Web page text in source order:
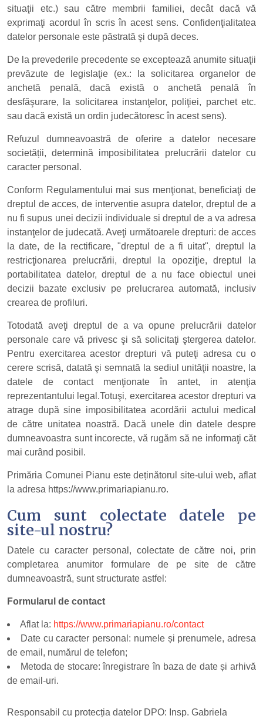
situaţii etc.) sau către membrii familiei, decât dacă vă
exprimaţi acordul în scris în acest sens. Confidenţialitatea
datelor personale este păstrată şi după deces.
De la prevederile precedente se exceptează anumite situaţii
prevăzute de legislaţie (ex.: la solicitarea organelor de
anchetă penală, dacă există o anchetă penală în
desfăşurare, la solicitarea instanţelor, poliţiei, parchet etc.
sau dacă există un ordin judecătoresc în acest sens).
Refuzul dumneavoastră de oferire a datelor necesare
societății, determină imposibilitatea prelucrării datelor cu
caracter personal.
Conform Regulamentului mai sus menţionat, beneficiaţi de
dreptul de acces, de interventie asupra datelor, dreptul de a
nu fi supus unei decizii individuale si dreptul de a va adresa
instanţelor de judecată. Aveţi următoarele drepturi: de acces
la date, de la rectificare, "dreptul de a fi uitat", dreptul la
restricţionarea prelucrării, dreptul la opoziţie, dreptul la
portabilitatea datelor, dreptul de a nu face obiectul unei
decizii bazate exclusiv pe prelucrarea automată, inclusiv
crearea de profiluri.
Totodată aveţi dreptul de a va opune prelucrării datelor
personale care vă privesc şi să solicitaţi ştergerea datelor.
Pentru exercitarea acestor drepturi vă puteţi adresa cu o
cerere scrisă, datată şi semnată la sediul unităţii noastre, la
datele de contact menţionate în antet, in atenţia
reprezentantului legal.Totuşi, exercitarea acestor drepturi va
atrage după sine imposibilitatea acordării actului medical
de către unitatea noastră. Dacă unele din datele despre
dumneavoastra sunt incorecte, vă rugăm să ne informaţi căt
mai curând posibil.
Primăria Comunei Pianu este deținătorul site-ului web, aflat
la adresa https://www.primariapianu.ro.
Cum sunt colectate datele pe
site-ul nostru?
Datele cu caracter personal, colectate de către noi, prin
completarea anumitor formulare de pe site de către
dumneavoastră, sunt structurate astfel:
Formularul de contact
Aflat la: https://www.primariapianu.ro/contact
Date cu caracter personal: numele și prenumele, adresa
de email, numărul de telefon;
Metoda de stocare: înregistrare în baza de date și arhivă
de email-uri.
Responsabil cu protecția datelor DPO: Insp. Gabriela